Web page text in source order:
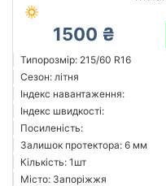
1500 ₴
Типорозмір: 215/60 R16
Сезон: літня
Індекс навантаження:
Індекс швидкості:
Посиленість:
Залишок протектора: 6 мм
Кількість: 1шт
Місто: Запоріжжя